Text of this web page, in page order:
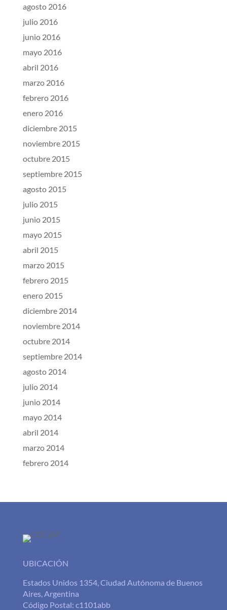
agosto 2016
julio 2016
junio 2016
mayo 2016
abril 2016
marzo 2016
febrero 2016
enero 2016
diciembre 2015
noviembre 2015
octubre 2015
septiembre 2015
agosto 2015
julio 2015
junio 2015
mayo 2015
abril 2015
marzo 2015
febrero 2015
enero 2015
diciembre 2014
noviembre 2014
octubre 2014
septiembre 2014
agosto 2014
julio 2014
junio 2014
mayo 2014
abril 2014
marzo 2014
febrero 2014
UBICACIÓN
Estados Unidos 1354, Ciudad Autónoma de Buenos
Aires, Argentina
Código Postal: c1101abb